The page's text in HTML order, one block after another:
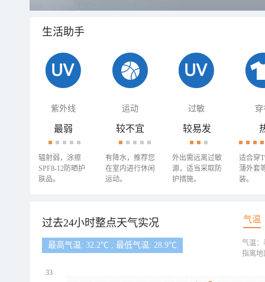
生活助手
紫外线 运动 过敏 穿
最弱
辐射弱，涂擦
SPF8-12防晒护
肤品。
较不宜
有降水，推荐您
在室内进行休闲
运动。
较易发
外出需远离过敏
源，适当采取防
护措施。
适合穿
薄外套
装。
过去24小时整点天气实况 气温
最高气温: 32.2℃ , 最低气温: 28.9℃
33
气温：
指离地